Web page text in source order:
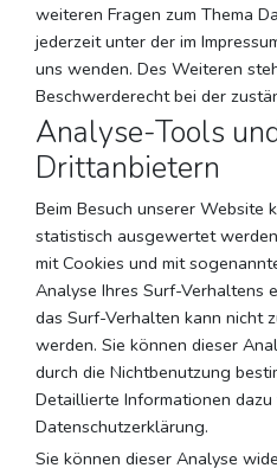
weiteren Fragen zum Thema
jederzeit unter der im
uns wenden. Des Weiteren
Beschwerderecht bei der
Analyse-Tools
Drittanbietern
Beim Besuch unserer Website
statistisch ausgewertet
mit Cookies und mit
Analyse Ihres Surf-Verhaltens
das Surf-Verhalten kann nicht
werden. Sie können dieser
durch die Nichtbenutzung
Detaillierte Informationen
Datenschutzerklärung.
Sie können dieser Analyse